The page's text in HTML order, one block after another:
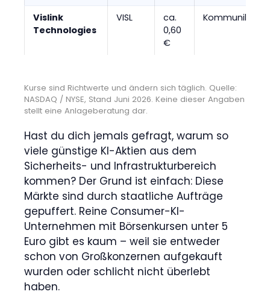
Vislink
Technologies
VISL
ca.
0,60
€
Kurse sind Richtwerte und ändern sich täglich. Quelle:
NASDAQ / NYSE, Stand Juni 2026. Keine dieser Angaben
stellt eine Anlageberatung dar.
Hast du dich jemals gefragt, warum so
viele günstige KI-Aktien aus dem
Sicherheits- und Infrastrukturbereich
kommen? Der Grund ist einfach: Diese
Märkte sind durch staatliche Aufträge
gepuffert. Reine Consumer-KI-
Unternehmen mit Börsenkursen unter 5
Euro gibt es kaum – weil sie entweder
schon von Großkonzernen aufgekauft
wurden oder schlicht nicht überlebt
haben.